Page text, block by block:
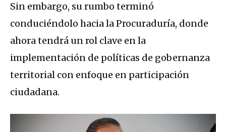
Sin embargo, su rumbo terminó
conduciéndolo hacia la Procuraduría, donde
ahora tendrá un rol clave en la
implementación de políticas de gobernanza
territorial con enfoque en participación
ciudadana.